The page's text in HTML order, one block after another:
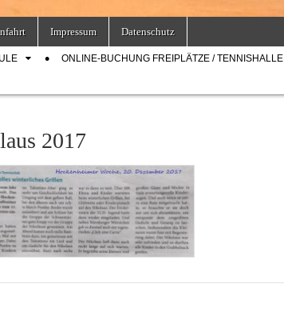
Impressum Datenschutz
ONLINE-BUCHUNG FREIPLÄTZE / TENNISHALLE
2017